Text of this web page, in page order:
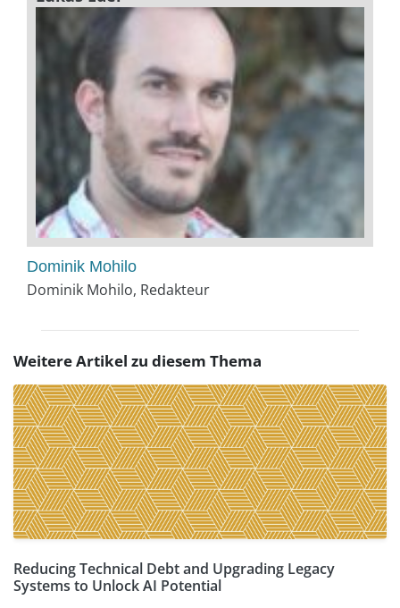
Dominik Mohilo
Dominik Mohilo, Redakteur
Weitere Artikel zu diesem Thema
Reducing Technical Debt and Upgrading Legacy
Systems to Unlock AI Potential